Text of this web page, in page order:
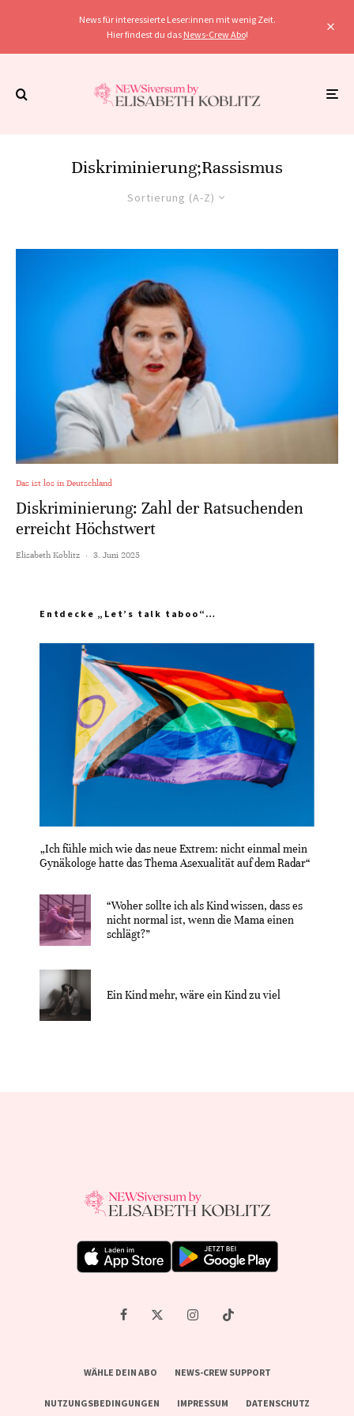
News für interessierte Leser:innen mit wenig Zeit.
Hier findest du das News-Crew Abo!
Diskriminierung;Rassismus
Sortierung (A-Z)
Das ist los in Deutschland
Diskriminierung: Zahl der Ratsuchenden
erreicht Höchstwert
Elisabeth Koblitz · 3. Juni 2025
Entdecke „Let’s talk taboo“…
„Ich fühle mich wie das neue Extrem: nicht einmal mein
Gynäkologe hatte das Thema Asexualität auf dem Radar“
“Woher sollte ich als Kind wissen, dass es
nicht normal ist, wenn die Mama einen
schlägt?”
Ein Kind mehr, wäre ein Kind zu viel
WÄHLE DEIN ABO NEWS-CREW SUPPORT
NUTZUNGSBEDINGUNGEN IMPRESSUM DATENSCHUTZ